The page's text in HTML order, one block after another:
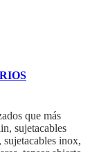
que más
sujetacables
sujetacables inox,